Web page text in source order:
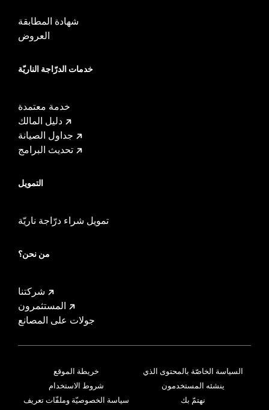
شهادة المطابقة
العروض
خدمات الدرّاجة الناريّة
خدمة معتمدة
دليل المالك
جداول الصيانة
تحديث البرامج
التمويل
تمويل شراء درّاجة ناريّة
من نحن؟
شركتنا
المستثمرون
جولات على المصانع
خريطة الموقع
شروط الاستخدام
سياسة الخصوصيّة وملفّات تعريف
السياسة الخاصّة بالمحتوى الذي
ينشئه المستخدمون
نهتمّ بك